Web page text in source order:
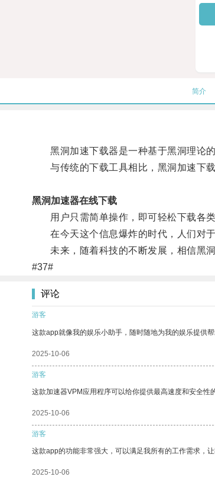
简介
黑洞加速下载器是一种基于黑洞理论的
与传统的下载工具相比，黑洞加速下载
黑洞加速器在线下载
用户只需简单操作，即可轻松下载各类
在今天这个信息爆炸的时代，人们对于
未来，随着科技的不断发展，相信黑洞
#37#
评论
游客
这款app就像我的娱乐小助手，随时随地为我的娱乐提供帮
2025-10-06
游客
这款加速器VPM应用程序可以给你提供最高速度和安全性
2025-10-06
游客
这款app的功能非常强大，可以满足我所有的工作需求，让
2025-10-06